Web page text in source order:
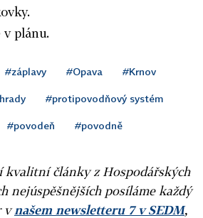
plánu.
#záplavy #Opava #Krnov
#protipovodňový systém
#povodeň #povodně
kvalitní články z Hospodářských
nejúspěšnějších posíláme každý
vnašem newsletteru 7 v SEDM,